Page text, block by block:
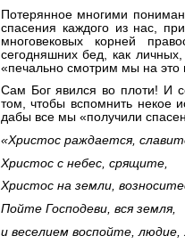
Потерянное многими
спасения каждого из нас,
многовековых корней
сегодняшних бед, как
«печально смотрим мы на это
Сам Бог явился во плоти! И
том, чтобы вспомнить некое
дабы все мы «получили
«Христос раждается,
Христос с небес, срящите,
Христос на земли,
Пойте Господеви, вся земля,
и веселием воспойте, людие,